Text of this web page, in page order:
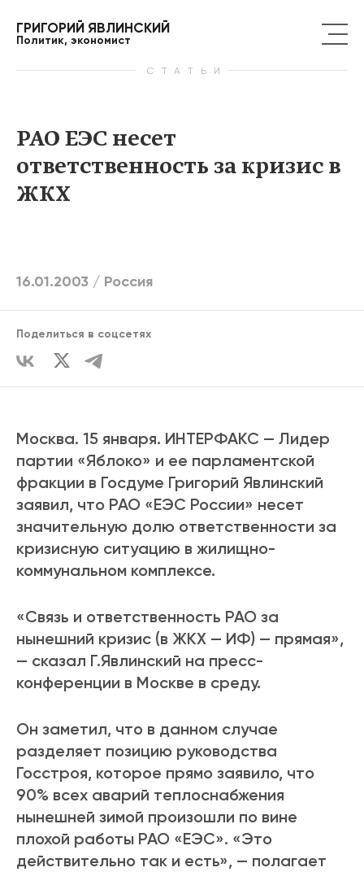
ГРИГОРИЙ ЯВЛИНСКИЙ
Политик, экономист
СТАТЬИ
РАО ЕЭС несет
ответственность за кризис в
ЖКХ
16.01.2003 / Россия
Поделиться в соцсетях
Москва. 15 января. ИНТЕРФАКС — Лидер
партии «Яблоко» и ее парламентской
фракции в Госдуме Григорий Явлинский
заявил, что РАО «ЕЭС России» несет
значительную долю ответственности за
кризисную ситуацию в жилищно-
коммунальном комплексе.
«Связь и ответственность РАО за
нынешний кризис (в ЖКХ — ИФ) — прямая»,
— сказал Г.Явлинский на пресс-
конференции в Москве в среду.
Он заметил, что в данном случае
разделяет позицию руководства
Госстроя, которое прямо заявило, что
90% всех аварий теплоснабжения
нынешней зимой произошли по вине
плохой работы РАО «ЕЭС». «Это
действительно так и есть», — полагает